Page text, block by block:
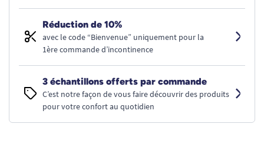
Réduction de 10%
avec le code “Bienvenue” uniquement pour la
1ère commande d’incontinence
3 échantillons offerts par commande
C’est notre façon de vous faire découvrir des produits
pour votre confort au quotidien